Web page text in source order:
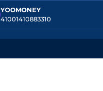
YOOMONEY
41001410883310